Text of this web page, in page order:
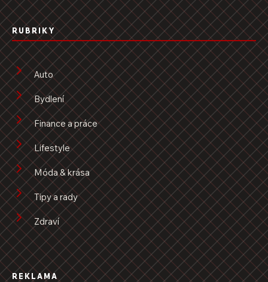
RUBRIKY
Auto
Bydlení
Finance a práce
Lifestyle
Móda & krása
Tipy a rady
Zdraví
REKLAMA